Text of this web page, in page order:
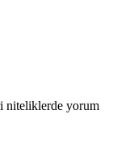
niteliklerde yorum